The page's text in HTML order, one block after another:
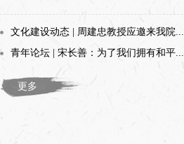
文化建设动态 | 周建忠教授应邀来我院...
青年论坛 | 宋长善：为了我们拥有和平...
更多